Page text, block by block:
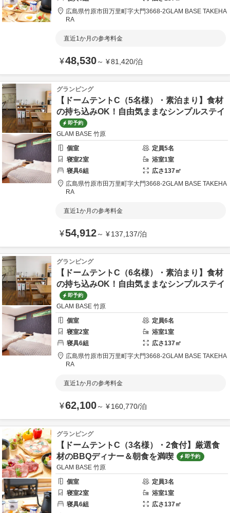
広島県竹原市田万里町字大門3668-2GLAM BASE TAKEHA
RA
直近1か月の参考料金
¥48,530～ ¥81,420/泊
グランピング
【ドームテントC（5名様）・素泊まり】食材
の持ち込みOK！自由気ままなシンプルステイ
即予約
GLAM BASE 竹原
個室
定員5名
寝室2室 浴室1室
寝具6組 広さ137㎡
広島県竹原市田万里町字大門3668-2GLAM BASE TAKEHA
RA
直近1か月の参考料金
¥54,912～ ¥137,137/泊
グランピング
【ドームテントC（6名様）・素泊まり】食材
の持ち込みOK！自由気ままなシンプルステイ
即予約
GLAM BASE 竹原
個室
定員6名
寝室2室 浴室1室
寝具6組 広さ137㎡
広島県竹原市田万里町字大門3668-2GLAM BASE TAKEHA
RA
直近1か月の参考料金
¥62,100～ ¥160,770/泊
グランピング
【ドームテントC（3名様）・2食付】厳選食
材のBBQディナー＆朝食を満喫
即予約
GLAM BASE 竹原
個室
定員3名
寝室2室 浴室1室
寝具6組 広さ137㎡